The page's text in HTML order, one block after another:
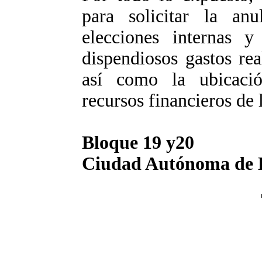
para solicitar la
elecciones internas
dispendiosos gastos
así como la
recursos financieros de
Bloque 19 y20
Ciudad Autónoma de